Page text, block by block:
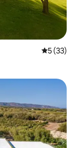
Prosječna
5 (33)